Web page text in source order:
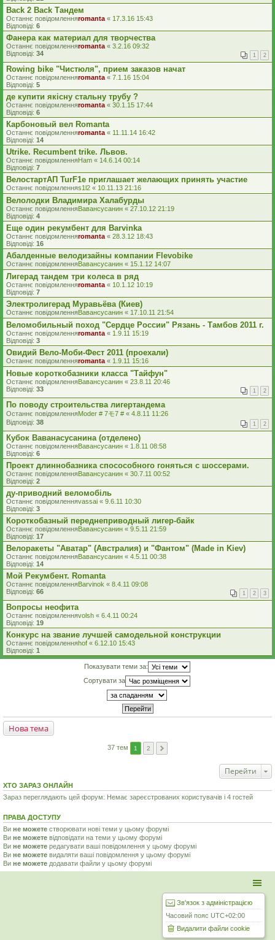
Back 2 Back Тандем
Останнє повідомленняromanta « 17.3.16 15:43
Відповіді: 6
Фанера как материал для творчества
Останнє повідомленняromanta « 3.2.16 09:32
Відповіді: 34 1 2
Rowing bike "Чистюля", прием заказов начат
Останнє повідомленняromanta « 7.1.16 15:04
Відповіді: 5
де купити якісну стальну трубу ?
Останнє повідомленняromanta « 30.1.15 17:44
Відповіді: 6
Карбоновый вел Romanta
Останнє повідомленняromanta « 11.11.14 16:42
Відповіді: 14
Utrike. Recumbent trike. Львов.
Останнє повідомленняHam « 14.6.14 00:14
Відповіді: 7
ВелостартАП TurF1e приглашает желающих принять участие
Останнє повідомленняs1l2 « 10.11.13 21:16
Велолодки Владимира Халабурды
Останнє повідомленняВавансусанин « 27.10.12 21:19
Відповіді: 4
Еще один рекумбент для Barvinka
Останнє повідомленняromanta « 28.3.12 18:43
Відповіді: 16
Абалденные велодизайны компании Flevobike
Останнє повідомленняВавансусанин « 15.1.12 14:07
Лигерад тандем три колеса в ряд
Останнє повідомленняromanta « 10.1.12 10:19
Відповіді: 7
Электролигерад Муравьёва (Киев)
Останнє повідомленняВавансусанин « 17.10.11 21:54
Веломобильный поход "Сердце России" Рязань - Тамбов 2011 г.
Останнє повідомленняromanta « 1.9.11 15:19
Відповіді: 3
Овидий Вело-Моби-Фест 2011 (проехали)
Останнє повідомленняromanta « 1.9.11 15:16
Новые короткобазники класса "Тайфун"
Останнє повідомленняВавансусанин « 23.8.11 20:46
Відповіді: 33 1 2
По поводу строительства лигертандема
Останнє повідомленняModer # 7モ7 # « 4.8.11 11:26
Відповіді: 38 1 2
Кубок Ваванасусанина (отделено)
Останнє повідомленняВавансусанин « 1.8.11 08:58
Відповіді: 6
Проект длиннобазника спосособного гоняться с шоссерами.
Останнє повідомленняВавансусанин « 30.7.11 00:52
Відповіді: 2
ду-приводний веломобіль
Останнє повідомленняvassai « 9.6.11 10:30
Відповіді: 3
Короткобазный переднеприводный лигер-байк
Останнє повідомленняВавансусанин « 9.5.11 21:59
Відповіді: 17
Велоракеты "Аватар" (Австралия) и "Фантом" (Made in Kiev)
Останнє повідомленняВавансусанин « 4.5.11 00:38
Відповіді: 14
Мой Рекумбент. Romanta
Останнє повідомленняBarvinok « 8.4.11 09:08
Відповіді: 66 1 2 3
Вопросы неофита
Останнє повідомленняvolsh « 6.4.11 00:24
Відповіді: 19
Конкурс на звание лучшей самодельной конструкции
Останнє повідомленняhof « 6.12.10 15:43
Відповіді: 1
Показувати теми за:
Сортувати за
Нова тема
37 тем 1 2
Перейти
ХТО ЗАРАЗ ОНЛАЙН
Зараз переглядають цей форум: Немає зареєстрованих користувачів і 4 гостей
ПРАВА ДОСТУПУ
Ви не можете створювати нові теми у цьому форумі
Ви не можете відповідати на теми у цьому форумі
Ви не можете редагувати ваші повідомлення у цьому форумі
Ви не можете видаляти ваші повідомлення у цьому форумі
Ви не можете додавати файли у цьому форумі
Зв'язок з адміністрацією
Часовий пояс UTC+02:00
Видалити файли cookie